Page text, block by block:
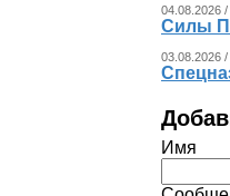
04.08.2026
Силы
03.08.2026
Имя